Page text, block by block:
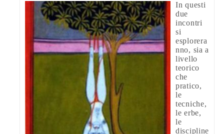
In questi
due
incontri
si
esplorera
nno, sia a
livello
teorico
che
pratico,
le
tecniche,
le erbe,
le
discipline